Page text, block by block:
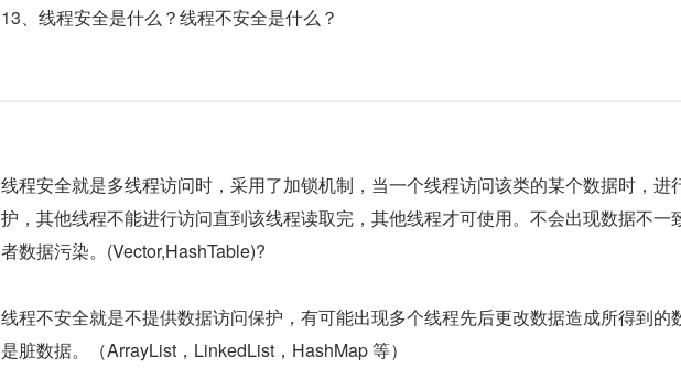
13、线程安全是什么？线程不安全是什么？
线程安全就是多线程访问时，采用了加锁机制，当一个线程访问该类的某个数据时，进
护，其他线程不能进行访问直到该线程读取完，其他线程才可使用。不会出现数据不一
者数据污染。(Vector,HashTable)?
线程不安全就是不提供数据访问保护，有可能出现多个线程先后更改数据造成所得到的
是脏数据。（ArrayList，LinkedList，HashMap 等）